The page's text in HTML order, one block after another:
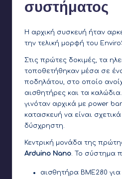
συστήματος
Η αρχική συσκευή ήταν
την τελική μορφή του
Στις πρώτες δοκιμές, τα
τοποθετήθηκαν μέσα σε
ποδηλάτου, στο οποίο
αισθητήρες και τα
γινόταν αρχικά με power
κατασκευή να είναι
δύσχρηστη.
Κεντρική μονάδα της
Arduino Nano. Το σύστημα
αισθητήρα BME280